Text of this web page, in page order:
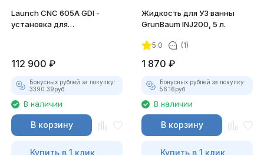
Launch CNC 605A GDI -
установка для
112 900 ₽
Бонусных рублей за покупку:
3390.39руб.
В наличии
В корзину
Купить в 1 клик
Жидкость для УЗ ванны
GrunBaum INJ200, 5 л.
5.0 (1)
1 870 ₽
Бонусных рублей за покупку:
56.16руб.
В наличии
В корзину
Купить в 1 клик